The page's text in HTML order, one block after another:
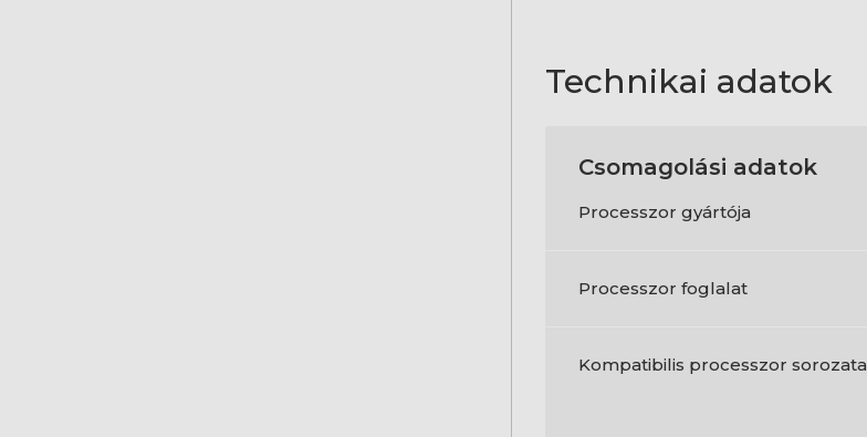
Technikai adatok
Csomagolási adatok
Processzor gyártója
Processzor foglalat
Kompatibilis processzor sorozata